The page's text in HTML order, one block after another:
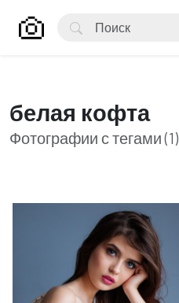
белая кофта
Фотографии с тегами (1)